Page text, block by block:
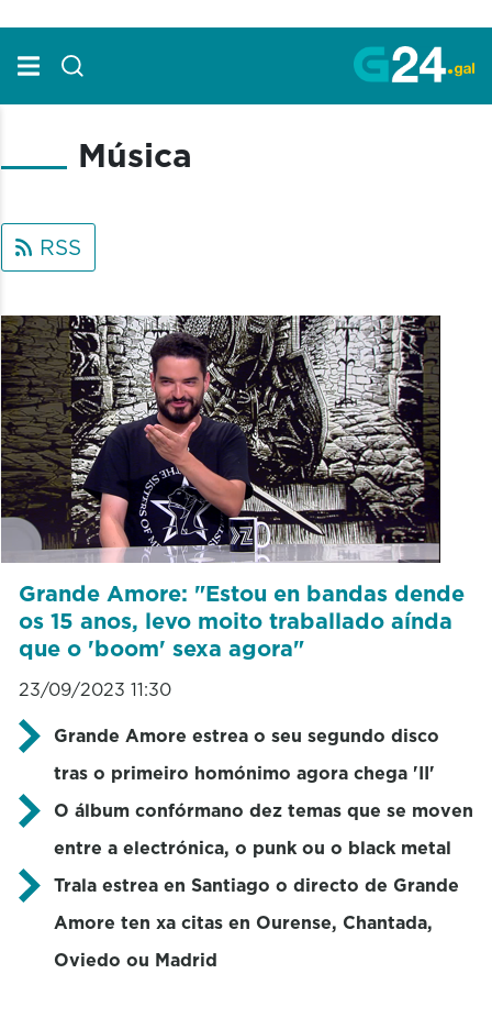
Música
RSS
Grande Amore: "Estou en bandas dende
os 15 anos, levo moito traballado aínda
que o 'boom' sexa agora"
23/09/2023 11:30
Grande Amore estrea o seu segundo disco
tras o primeiro homónimo agora chega 'II'
O álbum confórmano dez temas que se moven
entre a electrónica, o punk ou o black metal
Trala estrea en Santiago o directo de Grande
Amore ten xa citas en Ourense, Chantada,
Oviedo ou Madrid